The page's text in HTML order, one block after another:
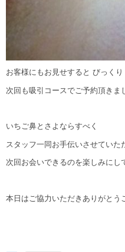
お客様にもお見せすると びっくり
次回も吸引コースでご予約頂きま
いちご鼻とさよならすべく
スタッフ一同お手伝いさせてい
次回お会いできるのを楽しみにし
本日はご協力いただきありがと